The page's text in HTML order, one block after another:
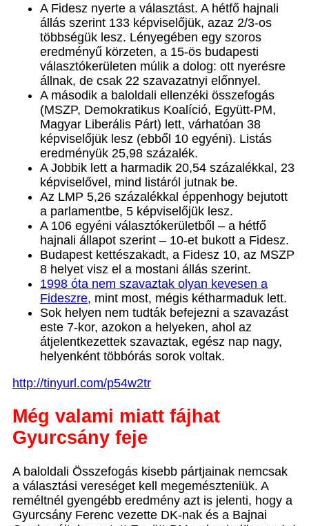
A Fidesz nyerte a választást. A hétfő hajnali
állás szerint 133 képviselőjük, azaz 2/3-os
többségük lesz. Lényegében egy szoros
eredményű körzeten, a 15-ös budapesti
választókerületen múlik a dolog: ott nyerésre
állnak, de csak 22 szavazatnyi előnnyel.
A második a baloldali ellenzéki összefogás
(MSZP, Demokratikus Koalíció, Együtt-PM,
Magyar Liberális Párt) lett, várhatóan 38
képviselőjük lesz (ebből 10 egyéni). Listás
eredményük 25,98 százalék.
A Jobbik lett a harmadik 20,54 százalékkal, 23
képviselővel, mind listáról jutnak be.
Az LMP 5,26 százalékkal éppenhogy bejutott
a parlamentbe, 5 képviselőjük lesz.
A 106 egyéni választókerületből – a hétfő
hajnali állapot szerint – 10-et bukott a Fidesz.
Budapest kettészakadt, a Fidesz 10, az MSZP
8 helyet visz el a mostani állás szerint.
1998 óta nem szavaztak olyan kevesen a
Fideszre, mint most, mégis kétharmaduk lett.
Sok helyen nem tudták befejezni a szavazást
este 7-kor, azokon a helyeken, ahol az
átjelentkezettek szavaztak, egész nap nagy,
helyenként többórás sorok voltak.
http://tinyurl.com/p54w2tr
Még valami miatt fájhat
Gyurcsány feje
A baloldali Összefogás kisebb pártjainak nemcsak
a választási vereséget kell megemészteniük. A
reméltnél gyengébb eredmény azt is jelenti, hogy a
Gyurcsány Ferenc vezette DK-nak és a Bajnai